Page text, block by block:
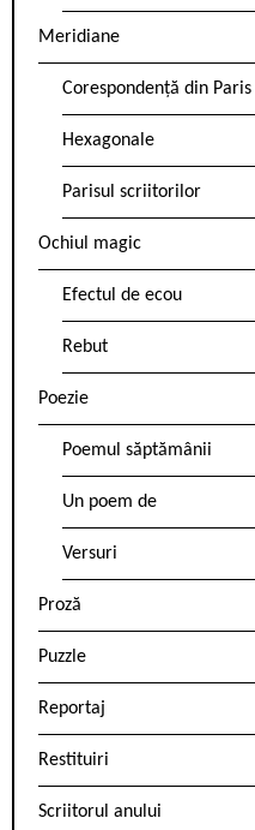
Meridiane
Corespondență din Paris
Hexagonale
Parisul scriitorilor
Ochiul magic
Efectul de ecou
Rebut
Poezie
Poemul săptămânii
Un poem de
Versuri
Proză
Puzzle
Reportaj
Restituiri
Scriitorul anului